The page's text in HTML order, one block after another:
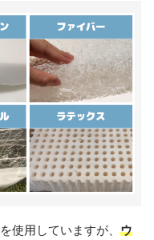
使用していますが、 ウ